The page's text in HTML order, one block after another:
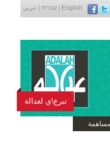
English עברית عربي
تبرع\ي لعدالة